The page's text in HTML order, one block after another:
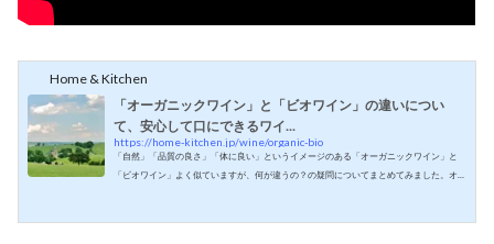
Home & Kitchen
「オーガニックワイン」と「ビオワイン」の違いについ
て、安心して口にできるワイ...
https://home-kitchen.jp/wine/organic-bio
「自然」「品質の良さ」「体に良い」というイメージのある「オーガニックワイン」と
「ビオワイン」よく似ていますが、何が違うの？の疑問についてまとめてみました。オ